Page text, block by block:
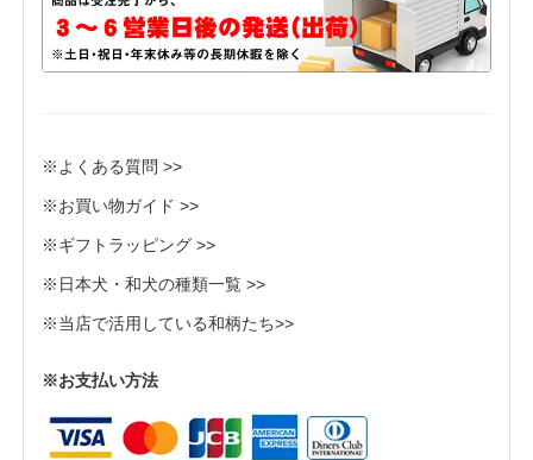
※よくある質問 >>
※お買い物ガイド >>
※ギフトラッピング >>
※日本犬・和犬の種類一覧 >>
※当店で活用している和柄たち>>
※お支払い方法